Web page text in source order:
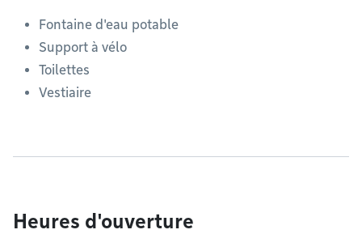
Fontaine d'eau potable
Support à vélo
Toilettes
Vestiaire
Heures d'ouverture